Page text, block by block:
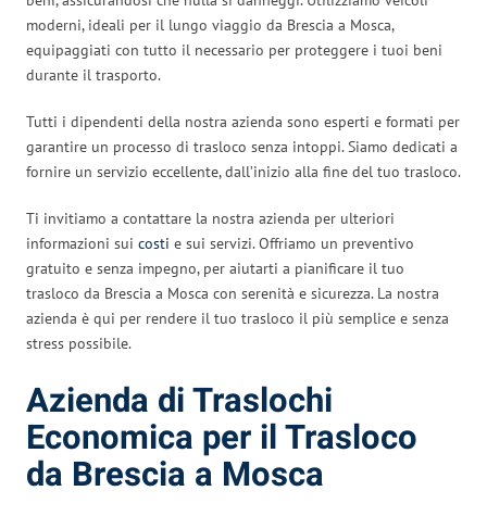
moderni, ideali per il lungo viaggio da Brescia a Mosca,
equipaggiati con tutto il necessario per proteggere i tuoi beni
durante il trasporto.
Tutti i dipendenti della nostra azienda sono esperti e formati per
garantire un processo di trasloco senza intoppi. Siamo dedicati a
fornire un servizio eccellente, dall’inizio alla fine del tuo trasloco.
Ti invitiamo a contattare la nostra azienda per ulteriori
informazioni sui costi e sui servizi. Offriamo un preventivo
gratuito e senza impegno, per aiutarti a pianificare il tuo
trasloco da Brescia a Mosca con serenità e sicurezza. La nostra
azienda è qui per rendere il tuo trasloco il più semplice e senza
stress possibile.
Azienda di Traslochi
Economica per il Trasloco
da Brescia a Mosca